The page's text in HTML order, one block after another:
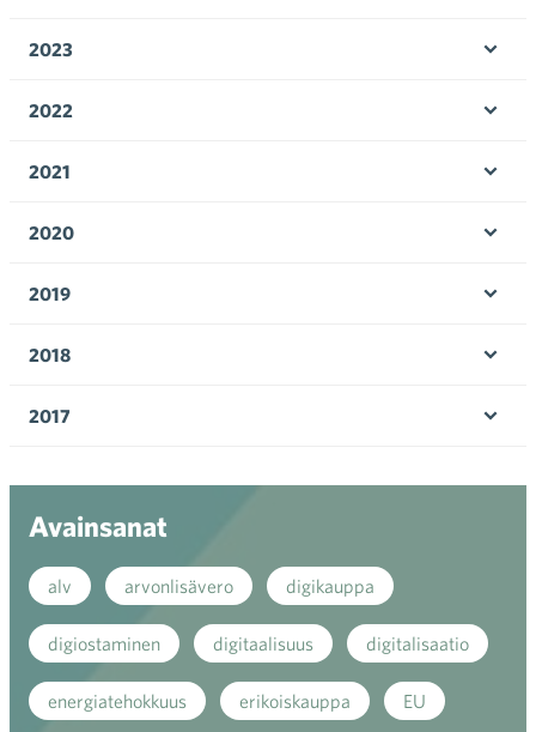
2023
2022
2021
2020
2019
2018
2017
Avainsanat
alv arvonlisävero digikauppa
digiostaminen digitaalisuus digitalisaatio
energiatehokkuus erikoiskauppa EU